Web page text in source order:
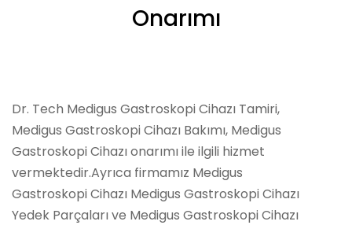
Onarımı
Dr. Tech Medigus Gastroskopi Cihazı Tamiri,
Medigus Gastroskopi Cihazı Bakımı, Medigus
Gastroskopi Cihazı onarımı ile ilgili hizmet
vermektedir.Ayrıca firmamız Medigus
Gastroskopi Cihazı Medigus Gastroskopi Cihazı
Yedek Parçaları ve Medigus Gastroskopi Cihazı